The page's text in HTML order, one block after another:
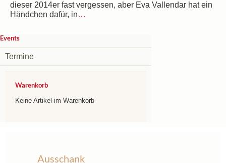
dieser 2014er fast vergessen, aber Eva Vallendar hat ein
Händchen dafür, in…
Events
Termine
Warenkorb
Keine Artikel im Warenkorb
Ausschank